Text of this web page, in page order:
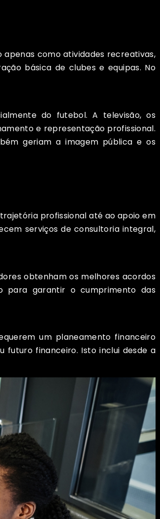
como atividades recreativas,
básica de clubes e equipas. No
do futebol. A televisão, os
e representação profissional.
geriam a imagem pública e os
profissional até ao apoio em
serviços de consultoria integral,
obtenham os melhores acordos
para garantir o cumprimento das
um planeamento financeiro
futuro financeiro. Isto inclui desde a